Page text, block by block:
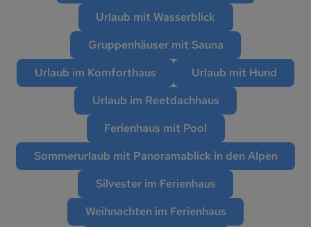
Urlaub mit Wasserblick
Gruppenhäuser mit Sauna
Urlaub im Komforthaus
Urlaub mit Hund
Urlaub im Reetdachhaus
Ferienhaus mit Pool
Sommerurlaub mit Panoramablick in den Alpen
Silvester im Ferienhaus
Weihnachten im Ferienhaus